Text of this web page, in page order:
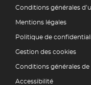
Conditions générales
Mentions légales
Politique de
Gestion des cookies
Conditions générales de
Accessibilité